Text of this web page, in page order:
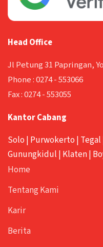
Head Office
Jl Petung 31 Papringan,
Phone :0274 - 553066
Fax :0274 - 553055
Kantor Cabang
Solo | Purwokerto | Tegal
Gunungkidul | Klaten|
Home
Tentang Kami
Karir
Berita